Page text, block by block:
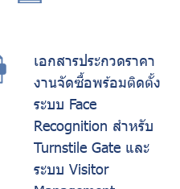
เอกสารประกวดราคา
งานจัดซื้อพร้อมติดตั้ง
ระบบ Face
Recognition สำหรับ
Turnstile Gate และ
ระบบ Visitor